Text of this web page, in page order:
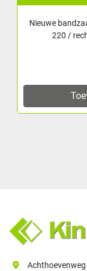
Nieuwe
220 /
Achthoevenweg